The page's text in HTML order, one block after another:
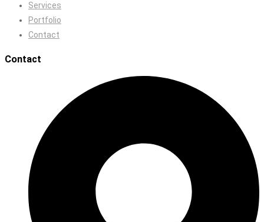
Services
Portfolio
Contact
Contact